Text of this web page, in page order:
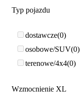
Typ pojazdu
dostawcze 0
osobowe/SUV 0
terenowe/4x4 0
Wzmocnienie XL